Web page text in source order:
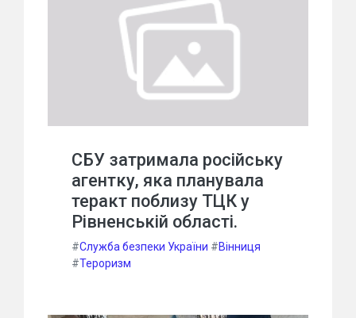
СБУ затримала російську
агентку, яка планувала
теракт поблизу ТЦК у
Рівненській області.
#Служба безпеки України #Вінниця
#Тероризм